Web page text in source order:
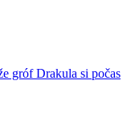
gróf Drakula si počas